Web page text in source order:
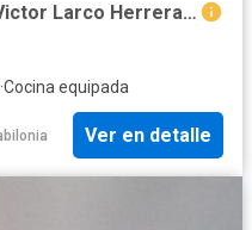
Departamento en venta en Victor Larco Herrera a S/226,200
·Cocina equipada
Ver en detalle